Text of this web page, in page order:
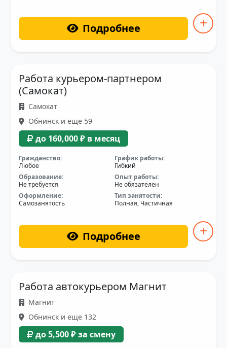
Подробнее
Работа курьером-партнером
(Самокат)
Самокат
Обнинск и еще 59
до 160,000 ₽ в месяц
Гражданство:
Любое
График работы:
Гибкий
Образование:
Не требуется
Опыт работы:
Не обязателен
Оформление:
Самозанятость
Тип занятости:
Полная, Частичная
Подробнее
Работа автокурьером Магнит
Магнит
Обнинск и еще 132
до 5,500 ₽ за смену